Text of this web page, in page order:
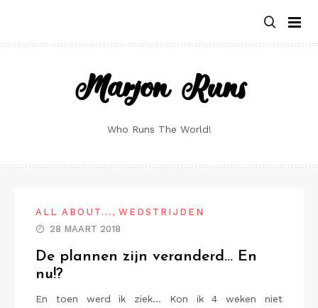
content
Marjon Runs
Who Runs The World!
ALL ABOUT... , WEDSTRIJDEN
28 MAART 2018
De plannen zijn veranderd… En
nu!?
En toen werd ik ziek… Kon ik 4 weken niet